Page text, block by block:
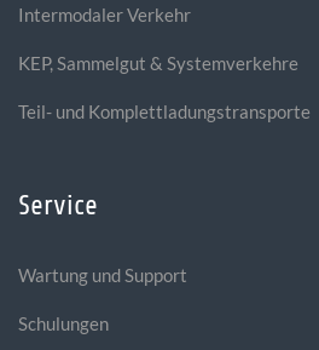
Intermodaler Verkehr
KEP, Sammelgut & Systemverkehre
Teil- und Komplettladungstransporte
Service
Wartung und Support
Schulungen